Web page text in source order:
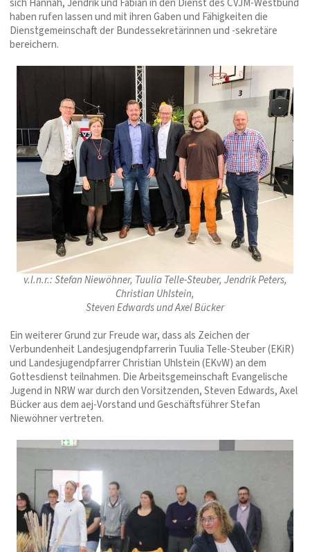
sich Hannah, Jendrik und Fabian in den Dienst des CVJM-Westbund
haben rufen lassen und mit ihren Gaben und Fähigkeiten die
Dienstgemeinschaft der Bundessekretärinnen und -sekretäre
bereichern.
v.l.n.r.: Stefan Niewöhner, Tuulia Telle-Steuber, Jendrik Peters,
Christian Uhlstein,
Steven Edwards und Axel Bücker
Ein weiterer Grund zur Freude war, dass als Zeichen der
Verbundenheit Landesjugendpfarrerin Tuulia Telle-Steuber (EKiR)
und Landesjugendpfarrer Christian Uhlstein (EKvW) an dem
Gottesdienst teilnahmen. Die Arbeitsgemeinschaft Evangelische
Jugend in NRW war durch den Vorsitzenden, Steven Edwards, Axel
Bücker aus dem aej-Vorstand und Geschäftsführer Stefan
Niewöhner vertreten.